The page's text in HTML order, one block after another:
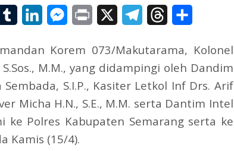
TumblrLinkedInMessenger
Print TelegramThreads
Korem 073/Makutarama, Kolonel
M.M., yang didampingi oleh Dandim
S.I.P., Kasiter Letkol Inf Drs. Arif
Micha H.N., S.E., M.M. serta Dantim Intel
ke Polres Kabupaten Semarang serta ke
Kamis (15/4).